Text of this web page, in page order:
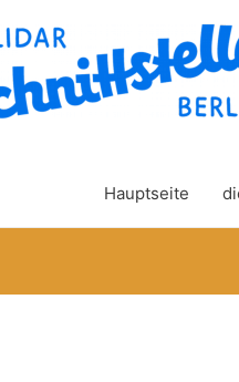
Hauptseite